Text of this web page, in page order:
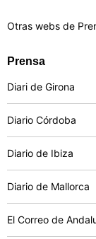
Otras webs de
Prensa
Diari de Girona
Diario Córdoba
Diario de Ibiza
Diario de Mallorca
El Correo de